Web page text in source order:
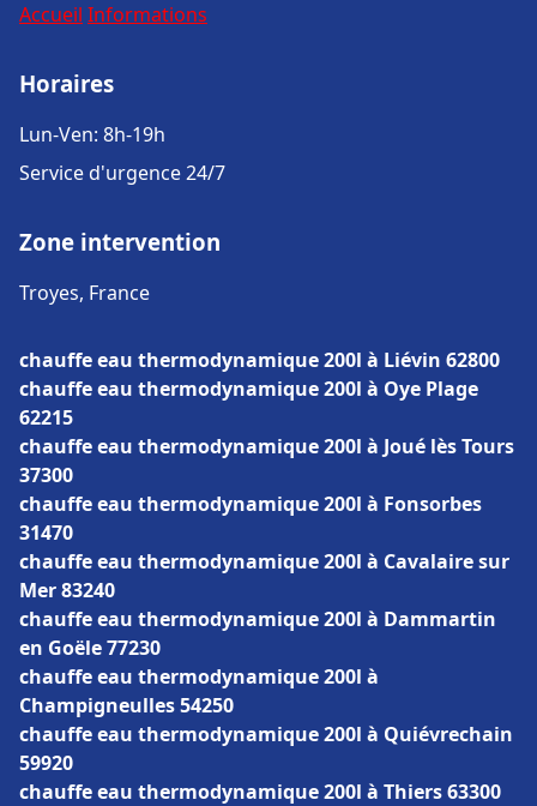
Accueil Informations
Horaires
Lun-Ven: 8h-19h
Service d'urgence 24/7
Zone intervention
Troyes, France
chauffe eau thermodynamique 200l à Liévin 62800
chauffe eau thermodynamique 200l à Oye Plage
62215
chauffe eau thermodynamique 200l à Joué lès Tours
37300
chauffe eau thermodynamique 200l à Fonsorbes
31470
chauffe eau thermodynamique 200l à Cavalaire sur
Mer 83240
chauffe eau thermodynamique 200l à Dammartin
en Goële 77230
chauffe eau thermodynamique 200l à
Champigneulles 54250
chauffe eau thermodynamique 200l à Quiévrechain
59920
chauffe eau thermodynamique 200l à Thiers 63300